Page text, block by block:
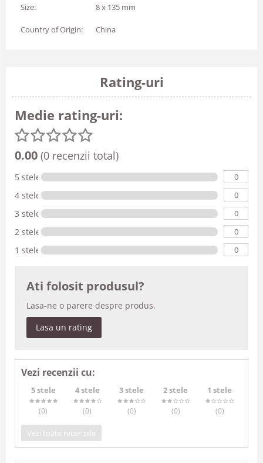
Size: 8 x 135 mm
Country of Origin: China
Rating-uri
Medie rating-uri:
0.00 (0 recenzii total)
5 stele 0
4 stele 0
3 stele 0
2 stele 0
1 stele 0
Ati folosit produsul?
Lasa-ne o parere despre produs.
Lasa un rating
Vezi recenzii cu:
5 stele
(0)
4 stele
(0)
3 stele
(0)
2 stele
(0)
1 stele
(0)
Vezi toate recenziile